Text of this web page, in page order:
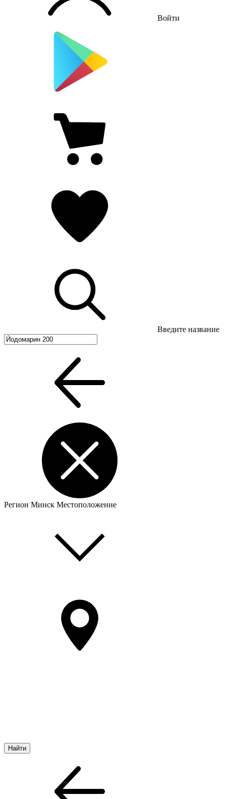
Войти
Введите название
Регион Минск Местоположение